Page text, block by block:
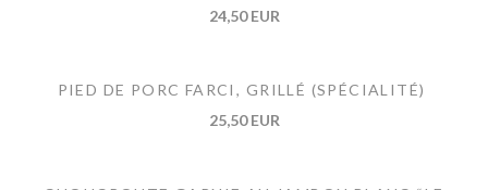
24,50 EUR
PIED DE PORC FARCI, GRILLÉ (SPÉCIALITÉ)
25,50 EUR